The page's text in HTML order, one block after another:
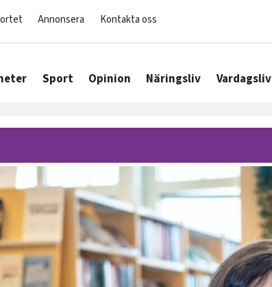
Annonsera Kontakta oss
Sport Opinion Näringsliv Vardagsliv